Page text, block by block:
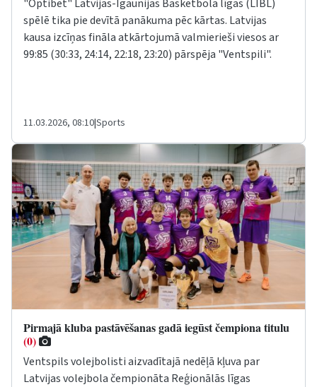
"Optibet" Latvijas-Igaunijas Basketbola līgas (LIBL)
spēlē tika pie devītā panākuma pēc kārtas. Latvijas
kausa izcīņas fināla atkārtojumā valmierieši viesos ar
99:85 (30:33, 24:14, 22:18, 23:20) pārspēja "Ventspili".
11.03.2026, 08:10|Sports
Pirmajā kluba pastāvēšanas gadā iegūst čempiona titulu
(0)
Ventspils volejbolisti aizvadītajā nedēļā kļuva par
Latvijas volejbola čempionāta Reģionālās līgas